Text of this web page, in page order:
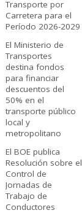
Transporte por
Carretera para el
Período 2026-2029
El Ministerio de
Transportes
destina fondos
para financiar
descuentos del
50% en el
transporte público
local y
metropolitano
El BOE publica
Resolución sobre el
Control de
Jornadas de
Trabajo de
Conductores